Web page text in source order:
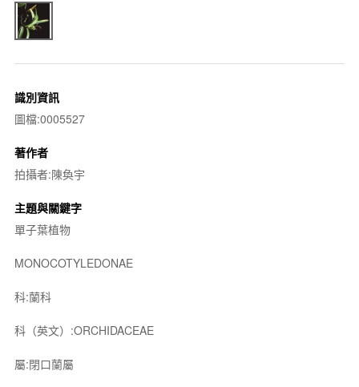
識別資訊
圖檔:0005527
著作者
拍攝者:陳奐宇
主題與關鍵字
單子葉植物
MONOCOTYLEDONAE
科:蘭科
科（英文）:ORCHIDACEAE
屬:閉口蘭屬